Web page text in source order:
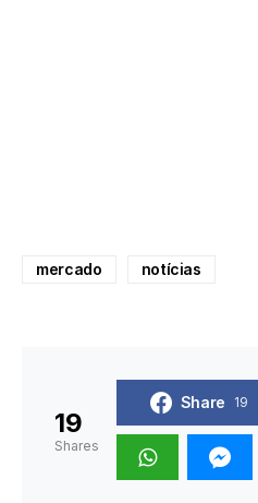
mercado notícias
19
Shares
Share 19